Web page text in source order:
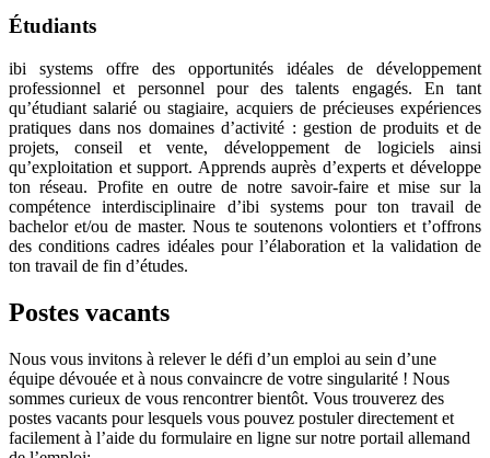
Étudiants
ibi systems offre des opportunités idéales de développement
professionnel et personnel pour des talents engagés. En tant
qu’étudiant salarié ou stagiaire, acquiers de précieuses expériences
pratiques dans nos domaines d’activité : gestion de produits et de
projets, conseil et vente, développement de logiciels ainsi
qu’exploitation et support. Apprends auprès d’experts et développe
ton réseau. Profite en outre de notre savoir-faire et mise sur la
compétence interdisciplinaire d’ibi systems pour ton travail de
bachelor et/ou de master. Nous te soutenons volontiers et t’offrons
des conditions cadres idéales pour l’élaboration et la validation de
ton travail de fin d’études.
Postes vacants
Nous vous invitons à relever le défi d’un emploi au sein d’une
équipe dévouée et à nous convaincre de votre singularité ! Nous
sommes curieux de vous rencontrer bientôt. Vous trouverez des
postes vacants pour lesquels vous pouvez postuler directement et
facilement à l’aide du formulaire en ligne sur notre portail allemand